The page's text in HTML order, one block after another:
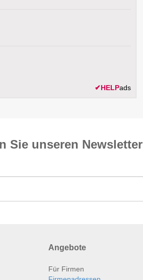
✔HELPads
Sie unseren News­letter
Angebote
Für Firmen